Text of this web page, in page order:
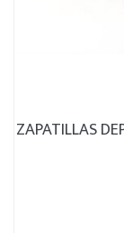
ZAPATILLAS